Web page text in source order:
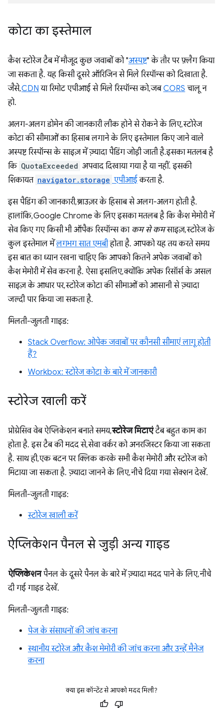
कोटा का इस्तेमाल
कैश स्टोरेज टैब में मौजूद कुछ जवाबों को "अस्पष्ट" के तौर पर फ़्लैग किया
जा सकता है. यह किसी दूसरे ऑरिजिन से मिले रिस्पॉन्स को दिखाता है.
जैसे,CDN या रिमोट एपीआई से मिले रिस्पॉन्स को, जबCORS चालू न
हो.
अलग-अलग डोमेन की जानकारी लीक होने से रोकने के लिए, स्टोरेज
कोटा की सीमाओं का हिसाब लगाने के लिए इस्तेमाल किए जाने वाले
अस्पष्ट रिस्पॉन्स के साइज़ में ज़्यादा पैडिंग जोड़ी जाती है.इसका मतलब है
कि QuotaExceeded अपवाद दिखाया गया है या नहीं. इसकी
शिकायत navigator.storage एपीआईकरता है.
इस पैडिंग की जानकारी, ब्राउज़र के हिसाब से अलग-अलग होती है.
हालांकि, Google Chrome के लिए इसका मतलब है कि कैश मेमोरी में
सेव किए गए किसी भी ऑपैक रिस्पॉन्स का कम से कमसाइज़, स्टोरेज के
कुल इस्तेमाल मेंलगभग सात एमबीहोता है. आपको यह तय करते समय
इस बात का ध्यान रखना चाहिए कि आपको कितने अपेक जवाबों को
कैश मेमोरी में सेव करना है. ऐसा इसलिए, क्योंकि अपेक रिसॉर्स के असल
साइज़ के आधार पर, स्टोरेज कोटा की सीमाओं को आसानी से ज़्यादा
जल्दी पार किया जा सकता है.
मिलती-जुलती गाइड:
Stack Overflow: ओपेक जवाबों पर कौनसी सीमाएं लागू होती
हैं?
Workbox: स्टोरेज कोटा के बारे में जानकारी
स्टोरेज खाली करें
प्रोग्रेसिव वेब ऐप्लिकेशन बनाते समय,स्टोरेज मिटाएंटैब बहुत काम का
होता है. इस टैब की मदद से, सेवा वर्कर को अनरजिस्टर किया जा सकता
है. साथ ही, एक बटन पर क्लिक करके सभी कैश मेमोरी और स्टोरेज को
मिटाया जा सकता है. ज़्यादा जानने के लिए, नीचे दिया गया सेक्शन देखें.
मिलती-जुलती गाइड:
स्टोरेज खाली करें
ऐप्लिकेशन पैनल से जुड़ी अन्य गाइड
ऐप्लिकेशनपैनल के दूसरे पैनल के बारे में ज़्यादा मदद पाने के लिए, नीचे
दी गई गाइड देखें.
मिलती-जुलती गाइड:
पेज के संसाधनों की जांच करना
स्थानीय स्टोरेज और कैश मेमोरी की जांच करना और उन्हें मैनेज
करना
क्या इस कॉन्टेंट से आपको मदद मिली?